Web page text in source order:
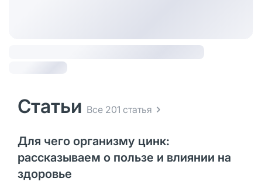
Статьи Все 201 статья
Для чего организму цинк:
рассказываем о пользе и влиянии на
здоровье